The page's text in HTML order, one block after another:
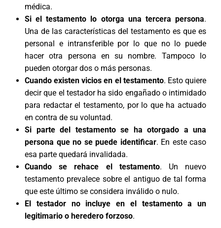
médica.
Si el testamento lo otorga una tercera persona.
Una de las características del testamento es que es
personal e intransferible por lo que no lo puede
hacer otra persona en su nombre. Tampoco lo
pueden otorgar dos o más personas.
Cuando existen vicios en el testamento. Esto quiere
decir que el testador ha sido engañado o intimidado
para redactar el testamento, por lo que ha actuado
en contra de su voluntad.
Si parte del testamento se ha otorgado a una
persona que no se puede identificar. En este caso
esa parte quedará invalidada.
Cuando se rehace el testamento. Un nuevo
testamento prevalece sobre el antiguo de tal forma
que este último se considera inválido o nulo.
El testador no incluye en el testamento a un
legitimario o heredero forzoso.